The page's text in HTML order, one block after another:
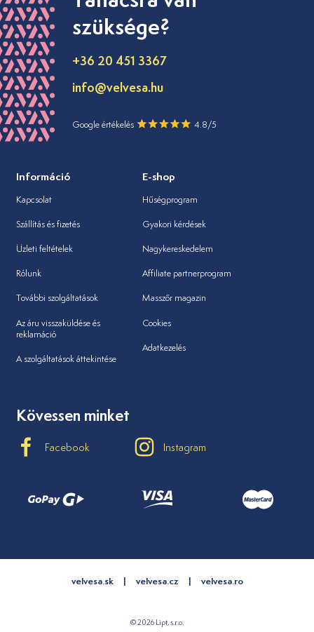
szüksége?
+36 20 451 3367
info@velvesa.hu
Google értékelés 4.8/5
Információ
Kapcsolat
Szállítás és fizetés
Üzleti feltételek
Rólunk
További szolgáltatások
Az áru visszaküldése és
reklamáció
A szolgáltatások áttekintése
E-shop
Hűségprogram
Gyakori kérdések
Nagykereskedelem
Affiliate partnerprogram
Masszőr magazin
Cookies
Adatkezelés
Kövessen minket
Facebook Instagram
© 2026 Lipt, s.r.o.
velvesa.sk velvesa.cz velvesa.ro